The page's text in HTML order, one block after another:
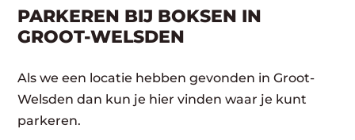
PARKEREN BIJ BOKSEN IN
GROOT-WELSDEN
Als we een locatie hebben gevonden in Groot-
Welsden dan kun je hier vinden waar je kunt
parkeren.